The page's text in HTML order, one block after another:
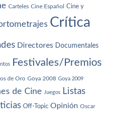
Carteles Cine Español Cine y
Crítica
Directores Documentales
Festivales/Premios
de Oro Goya 2008 Goya 2009
de Cine Juegos Listas
Off-Topic Opinión Oscar